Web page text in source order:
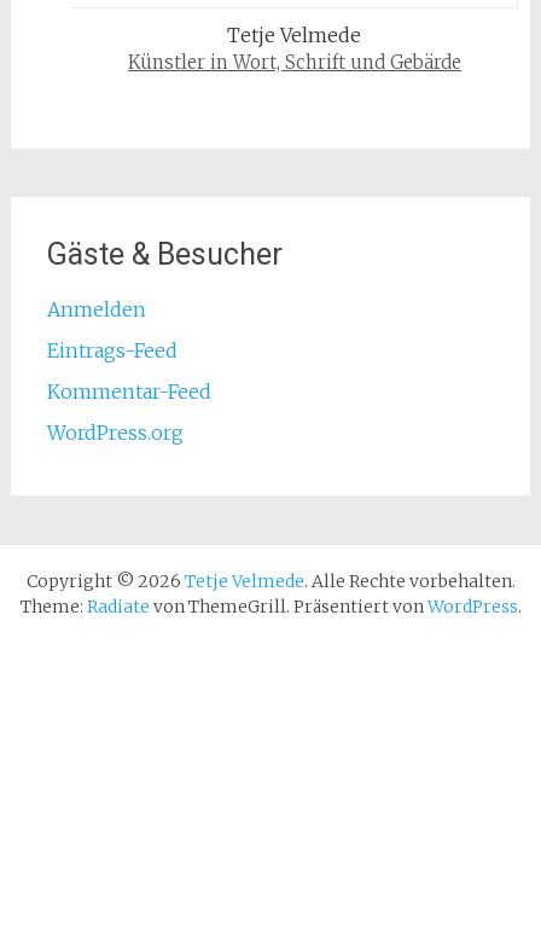
Tetje Velmede
Künstler in Wort, Schrift und Gebärde
Gäste & Besucher
Anmelden
Eintrags-Feed
Kommentar-Feed
WordPress.org
Copyright © 2026 Tetje Velmede. Alle Rechte vorbehalten.
Theme: Radiate von ThemeGrill. Präsentiert vonWordPress.